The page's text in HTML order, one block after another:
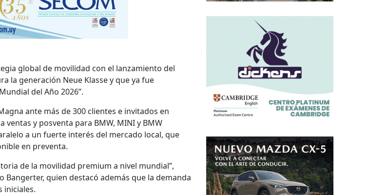
global de movilidad con el lanzamiento del
la generación Neue Klasse y que ya fue
del Año 2026”.
ante más de 300 clientes e invitados en
y posventa para BMW, MINI y BMW
a un fuerte interés del mercado local, que
en preventa.
de la movilidad premium a nivel mundial”,
Bangerter, quien destacó además que la demanda
iniciales.